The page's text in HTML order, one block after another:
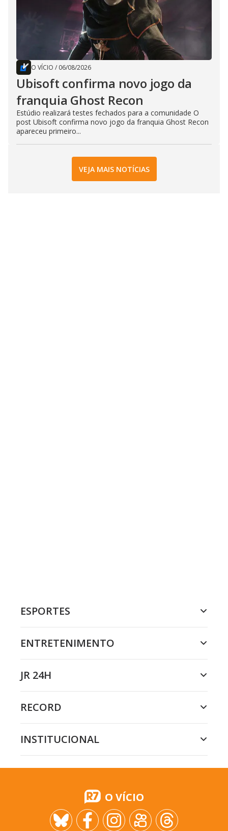
O VÍCIO / 06/08/2026
Ubisoft confirma novo jogo da
franquia Ghost Recon
Estúdio realizará testes fechados para a comunidade O
post Ubisoft confirma novo jogo da franquia Ghost Recon
apareceu primeiro...
VEJA MAIS NOTÍCIAS
ESPORTES
ENTRETENIMENTO
JR 24H
RECORD
INSTITUCIONAL
O VÍCIO